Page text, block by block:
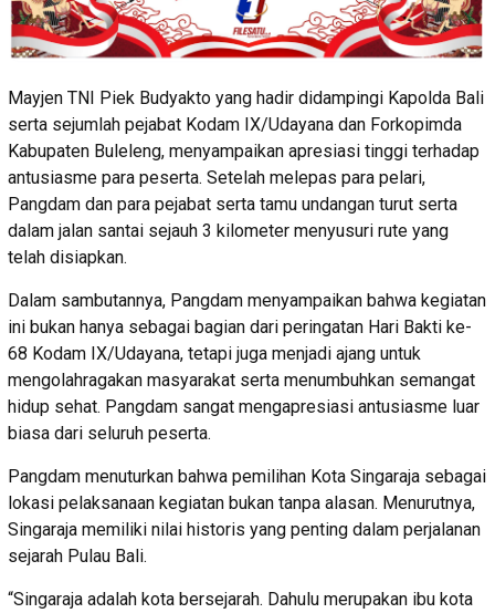
Mayjen TNI Piek Budyakto yang hadir didampingi Kapolda Bali
serta sejumlah pejabat Kodam IX/Udayana dan Forkopimda
Kabupaten Buleleng, menyampaikan apresiasi tinggi terhadap
antusiasme para peserta. Setelah melepas para pelari,
Pangdam dan para pejabat serta tamu undangan turut serta
dalam jalan santai sejauh 3 kilometer menyusuri rute yang
telah disiapkan.
Dalam sambutannya, Pangdam menyampaikan bahwa kegiatan
ini bukan hanya sebagai bagian dari peringatan Hari Bakti ke-
68 Kodam IX/Udayana, tetapi juga menjadi ajang untuk
mengolahragakan masyarakat serta menumbuhkan semangat
hidup sehat. Pangdam sangat mengapresiasi antusiasme luar
biasa dari seluruh peserta.
Pangdam menuturkan bahwa pemilihan Kota Singaraja sebagai
lokasi pelaksanaan kegiatan bukan tanpa alasan. Menurutnya,
Singaraja memiliki nilai historis yang penting dalam perjalanan
sejarah Pulau Bali.
“Singaraja adalah kota bersejarah. Dahulu merupakan ibu kota